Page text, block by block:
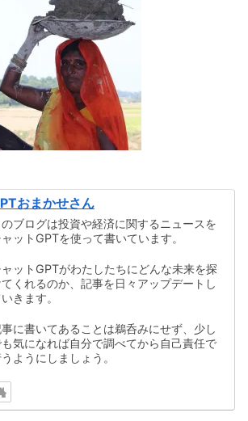
おまかせさん
のブログは投資や経済に関するニュースを
ットGPTを使って書いています。
ットGPTがわたしたちにどんな未来を探
てくれるのか、記事を日々アップデートし
きます。
に書いてあることは鵜呑みにせず、少し
も気になれば自分で調べてから自己責任で
ようにしましょう。